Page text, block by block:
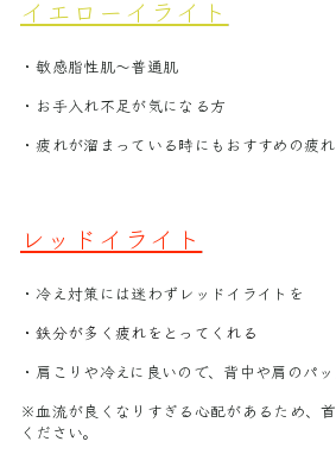
イエローイライト
・ 敏感脂性肌〜普通肌
・お手入れ不足が気になる方
・疲れが溜まっている時にもおすすめの疲
レッドイライト
・冷え対策には迷わずレッドイライトを
・鉄分が多く疲れをとってくれる
・肩こりや冷えに良いので、背中や肩のパ
※血流が良くなりすぎる心配があるため、
ください。